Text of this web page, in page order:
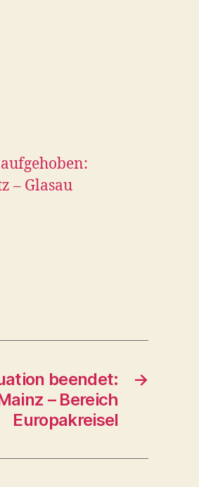
– Glasau
→
beendet:
– Bereich
Europakreisel